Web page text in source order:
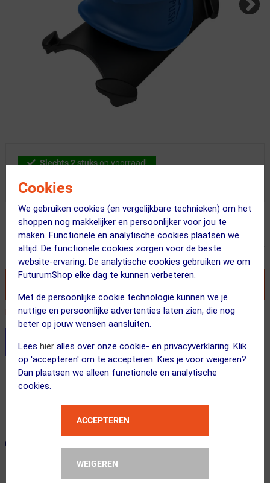
Cookies
We gebruiken cookies (en vergelijkbare technieken) om het
shoppen nog makkelijker en persoonlijker voor jou te
maken. Functionele en analytische cookies plaatsen we
altijd. De functionele cookies zorgen voor de beste
website-ervaring. De analytische cookies gebruiken we om
FuturumShop elke dag te kunnen verbeteren.
Met de persoonlijke cookie technologie kunnen we je
nuttige en persoonlijke advertenties laten zien, die nog
beter op jouw wensen aansluiten.
Lees hier alles over onze cookie- en privacyverklaring. Klik
op 'accepteren' om te accepteren. Kies je voor weigeren?
Dan plaatsen we alleen functionele en analytische
cookies.
ACCEPTEREN
WEIGEREN
Slechts 2 stuksop voorraad!
29.99
Inclusief BTW
Recent besteld door 16 klanten! Bestel ook snel!
Stel je productvragen aan onze AI assistent
Gratis verzending vanaf €49
← Terug naar productnavigatie
ONZE AANBEVOLEN COMBINATIE